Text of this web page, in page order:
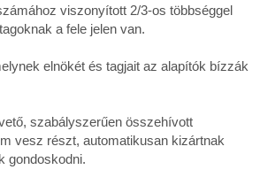
viszonyított 2/3-os többséggel
a fele jelen van.
elnökét és tagjait az alapítók bízzák
szabályszerűen összehívott
vesz részt, automatikusan kizártnak
gondoskodni.